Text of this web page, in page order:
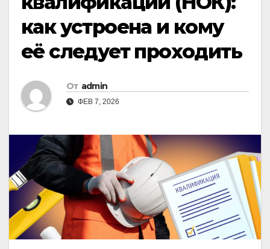
как устроена и кому
её следует проходить
От admin
ФЕВ 7, 2026